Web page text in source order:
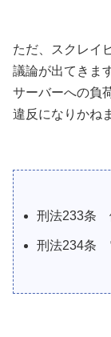
ただ、スクレイ
議論が出てきま
サーバーへの負
違反になりかね
刑法233条
刑法234条